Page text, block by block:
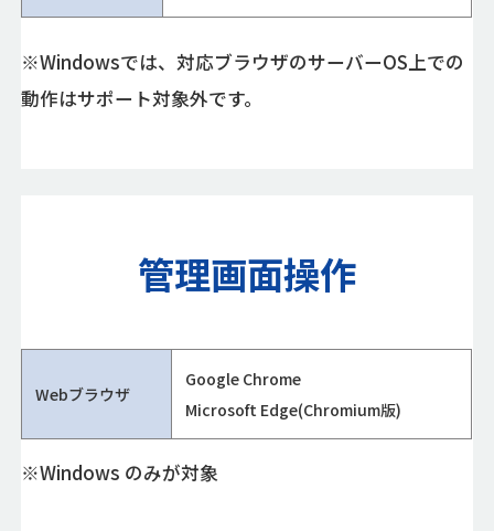
※Windowsでは、対応ブラウザのサーバーOS上での
動作はサポート対象外です。
管理画面操作
Webブラウザ
Google Chrome
Microsoft Edge(Chromium版)
※Windows のみが対象